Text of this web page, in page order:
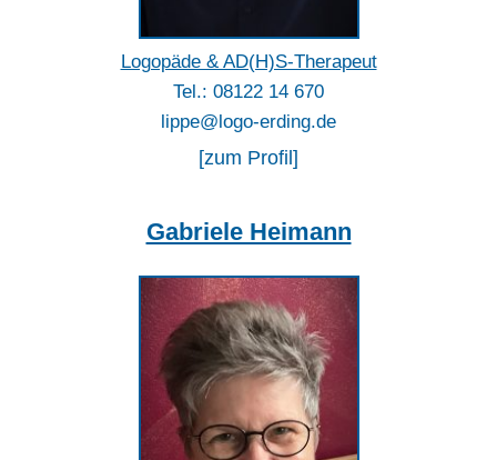
Logopäde & AD(H)S-Therapeut
Tel.: 08122 14 670
lippe@logo-erding.de
[zum Profil]
Gabriele Heimann